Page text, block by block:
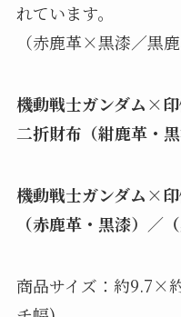
れています。
（赤鹿革×黒漆／黒
機動戦士ガンダム×
二折財布（紺鹿革・
機動戦士ガンダム×
（赤鹿革・黒漆）／
商品サイズ：約